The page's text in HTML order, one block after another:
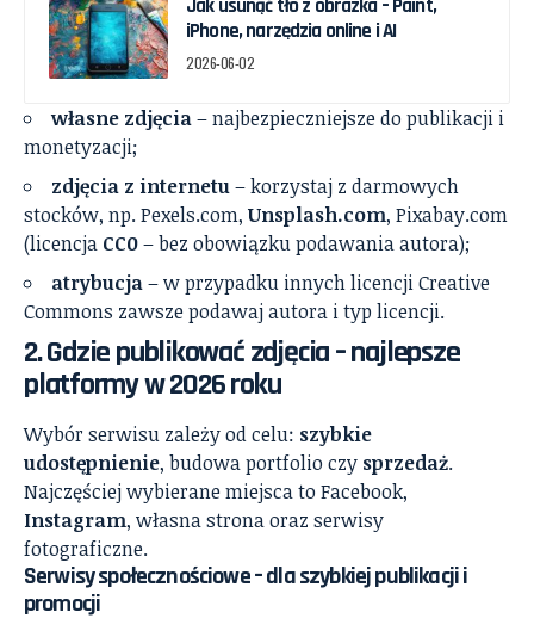
Jak usunąć tło z obrazka – Paint,
iPhone, narzędzia online i AI
2026-06-02
własne zdjęcia– najbezpieczniejsze do publikacji i
monetyzacji;
zdjęcia z internetu– korzystaj z darmowych
stocków, np. Pexels.com, Unsplash.com, Pixabay.com
(licencja CC0– bez obowiązku podawania autora);
atrybucja– w przypadku innych licencji Creative
Commons zawsze podawaj autora i typ licencji.
2. Gdzie publikować zdjęcia – najlepsze
platformy w 2026 roku
Wybór serwisu zależy od celu: szybkie
udostępnienie, budowa portfolio czy sprzedaż.
Najczęściej wybierane miejsca to Facebook,
Instagram, własna strona oraz serwisy
fotograficzne.
Serwisy społecznościowe – dla szybkiej publikacji i
promocji